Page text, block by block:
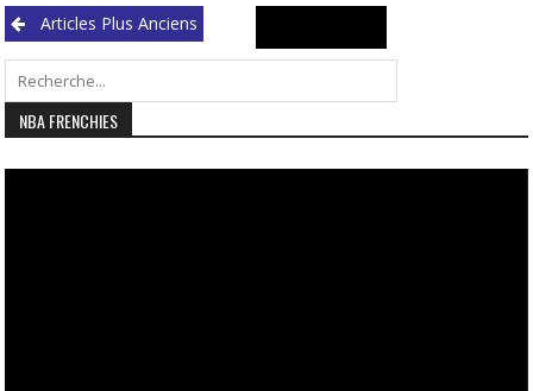
Navigation
des
articles
Articles Plus Anciens
for:
NBA FRENCHIES